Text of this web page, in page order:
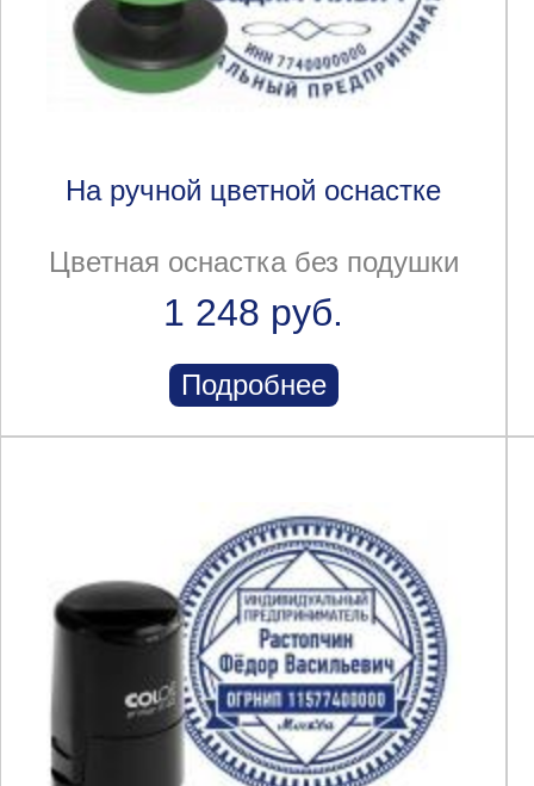
На ручной цветной оснастке
Цветная оснастка без подушки
1 248 руб.
Подробнее